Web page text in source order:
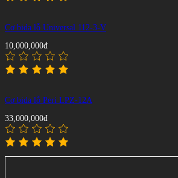
Cơ bida lỗ Universal 112-3-V
10,000,000đ
Cơ bida lỗ Peri LPZ-12A
33,000,000đ